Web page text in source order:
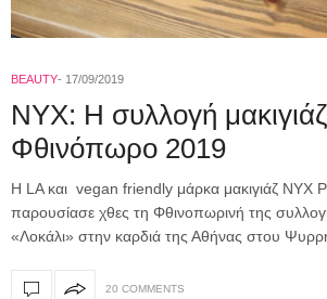
BEAUTY 17/09/2019
NYX: Η συλλογή μακιγιάζ
Φθινόπωρο 2019
Η LA και vegan friendly μάρκα μακιγιάζ ΝΥΧ
παρουσίασε χθες τη Φθινοπωρινή της
«Λοκάλι» στην καρδιά της Αθήνας στου
20 COMMENTS